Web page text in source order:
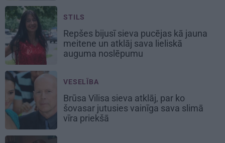
STILS
Repšes bijusī sieva pucējas kā jauna
meitene un atklāj sava lieliskā
auguma noslēpumu
VESELĪBA
Brūsa Vilisa sieva atklāj, par ko
šovasar jutusies vainīga sava slimā
vīra priekšā